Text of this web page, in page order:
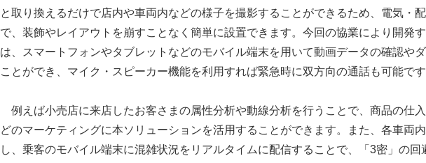
と取り換えるだけで店内や車両内などの様子を撮影することができるため、電気・
で、装飾やレイアウトを崩すことなく簡単に設置できます。今回の協業により開発
は、スマートフォンやタブレットなどのモバイル端末を用いて動画データの確認や
ことができ、マイク・スピーカー機能を利用すれば緊急時に双方向の通話も可能です
例えば小売店に来店したお客さまの属性分析や動線分析を行うことで、商品の仕
どのマーケティングに本ソリューションを活用することができます。また、各車両
し、乗客のモバイル端末に混雑状況をリアルタイムに配信することで、「3密」の回